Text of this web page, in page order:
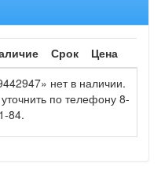
Срок
Цена
нет в наличии.
по телефону 8-
84.